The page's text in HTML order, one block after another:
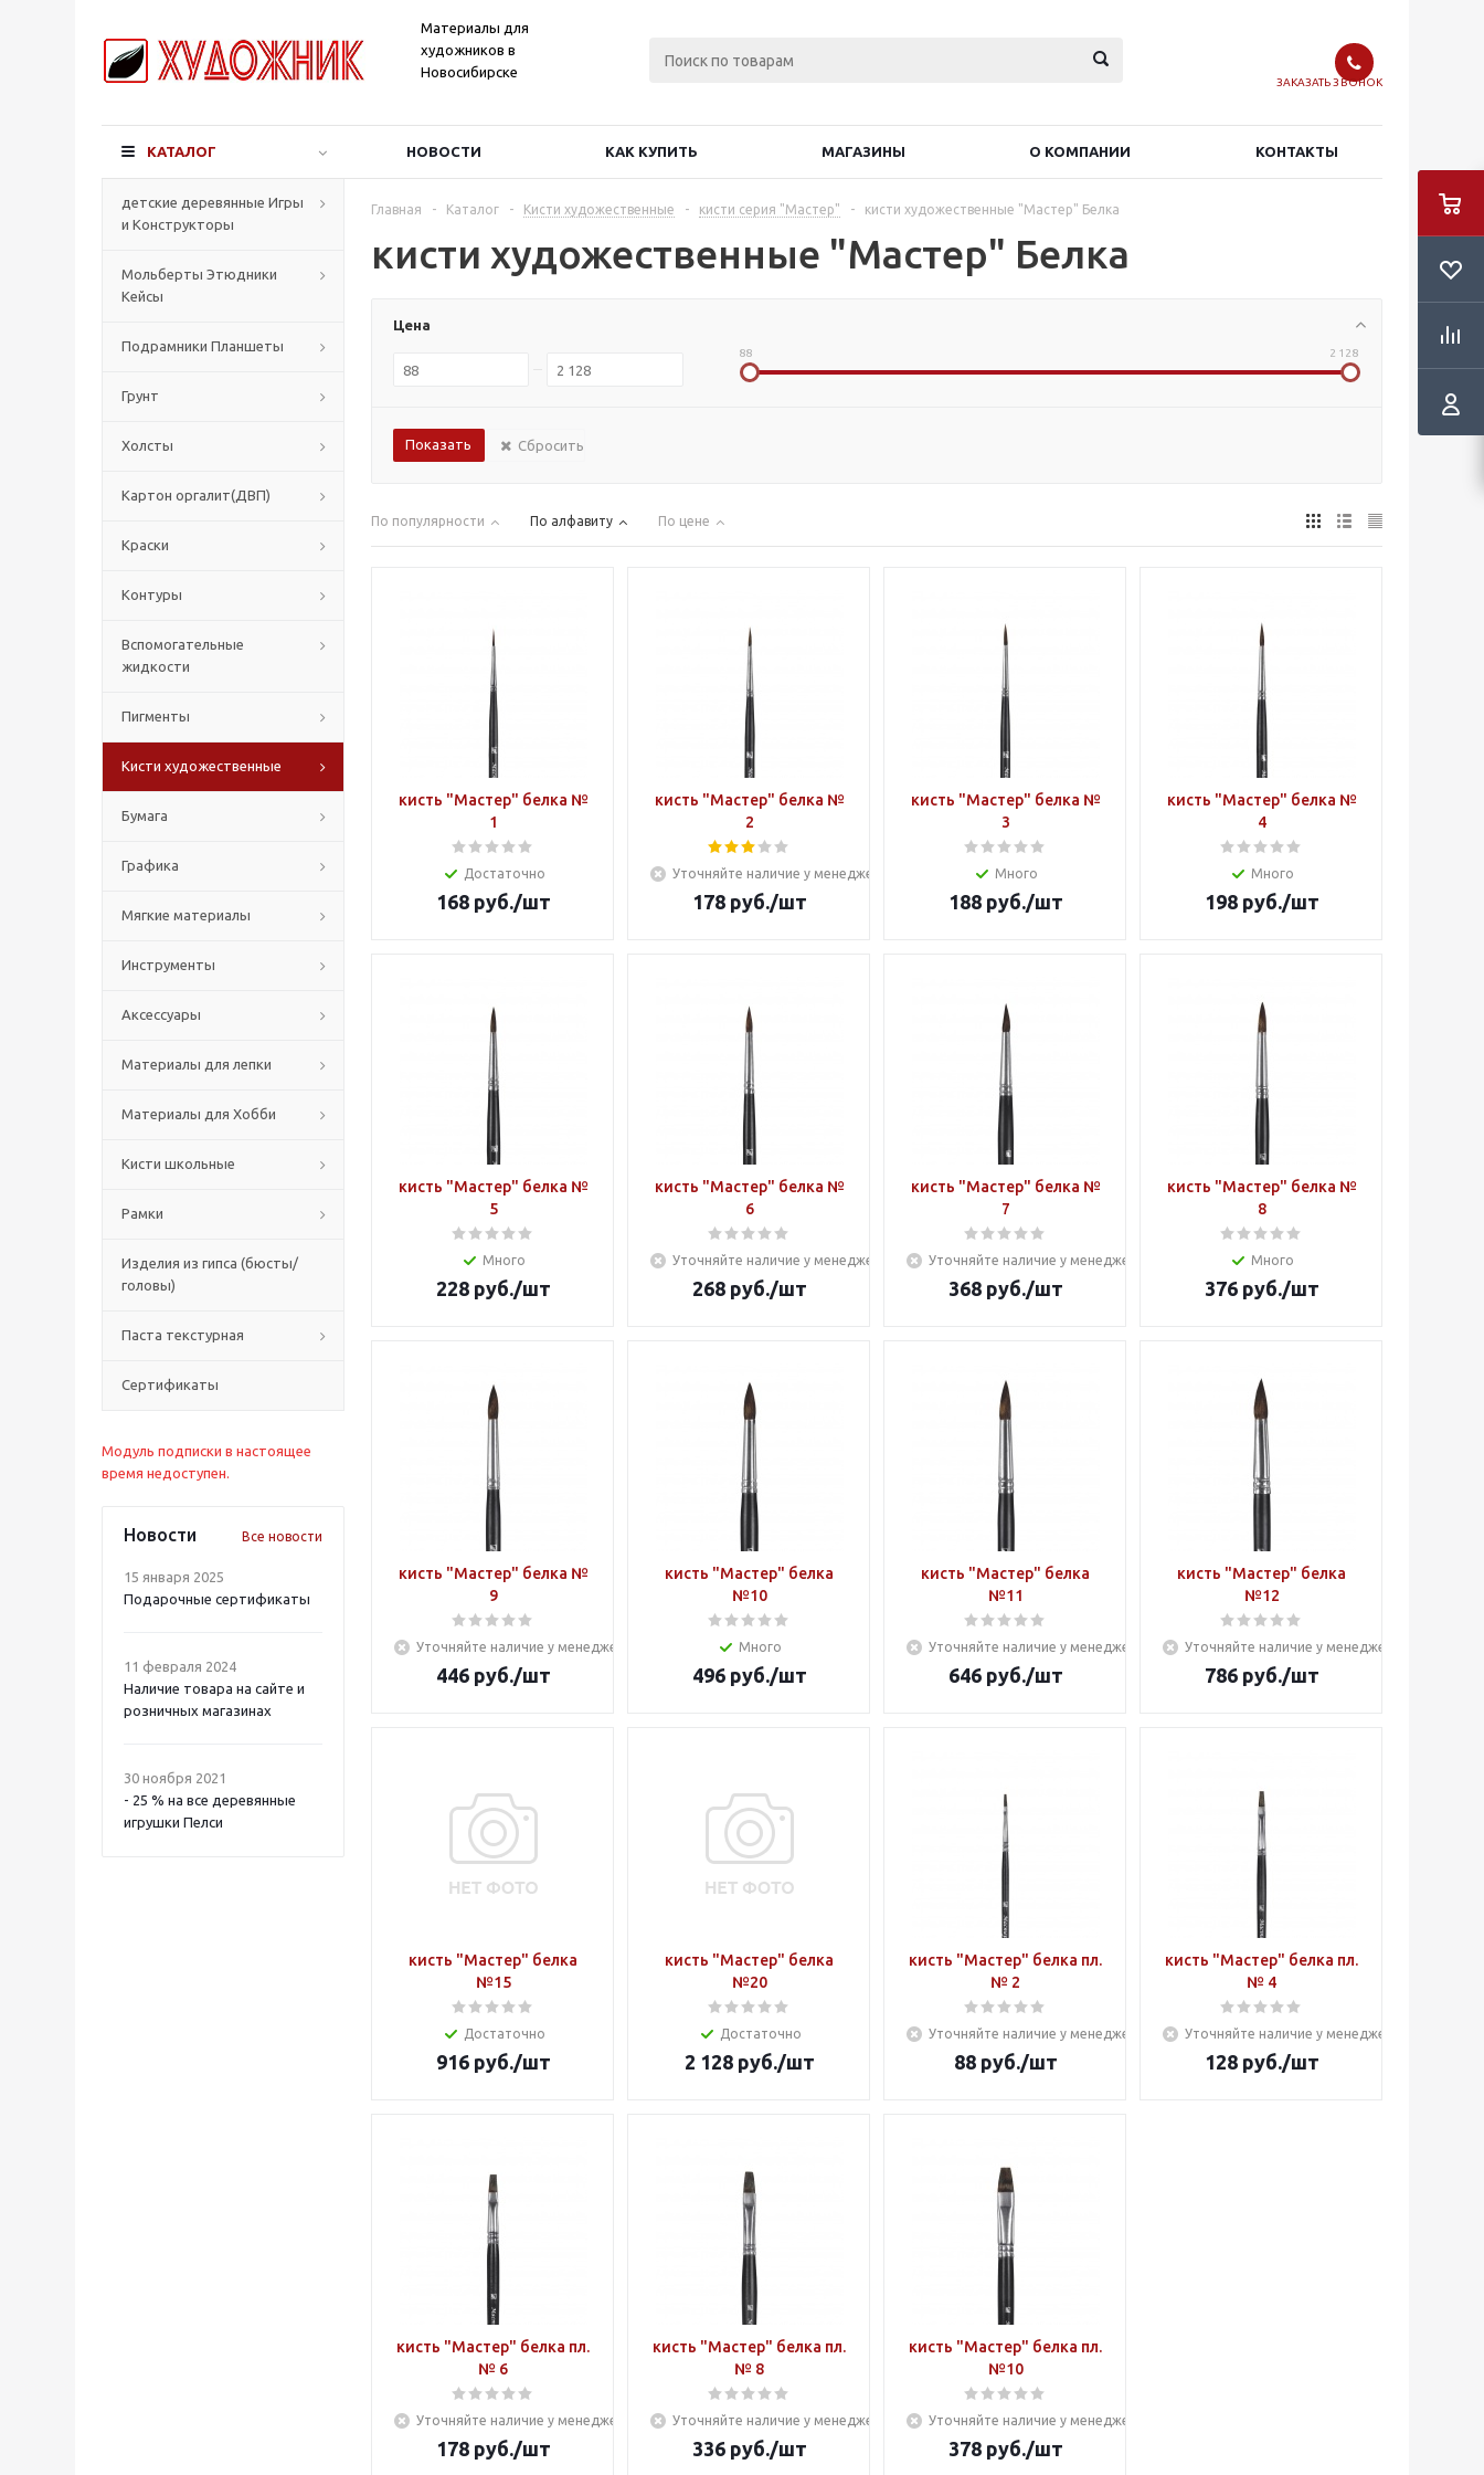
Материалы для
художников в
Новосибирске
ЗАКАЗАТЬ ЗВОНОК
КАТАЛОГ НОВОСТИ КАК КУПИТЬ МАГАЗИНЫ О КОМПАНИИ КОНТАКТЫ
детские деревянные Игры
и Конструкторы
Мольберты Этюдники
Кейсы
Подрамники Планшеты
Грунт
Холсты
Картон оргалит(ДВП)
Краски
Контуры
Вспомогательные
жидкости
Пигменты
Кисти художественные
Бумага
Графика
Мягкие материалы
Инструменты
Аксессуары
Материалы для лепки
Материалы для Хобби
Кисти школьные
Рамки
Изделия из гипса (бюсты/
головы)
Паста текстурная
Сертификаты
Модуль подписки в настоящее
время недоступен.
Новости Все новости
15 января 2025
Подарочные сертификаты
11 февраля 2024
Наличие товара на сайте и
розничных магазинах
30 ноября 2021
- 25 % на все деревянные
игрушки Пелси
Главная - Каталог - Кисти художественные - кисти серия "Мастер" - кисти художественные "Мастер" Белка
кисти художественные "Мастер" Белка
Цена
88 2 128
Сбросить
По популярности По алфавиту По цене
кисть "Мастер" белка №
1
Достаточно
168руб./шт
кисть "Мастер" белка №
2
Уточняйте наличие у менеджера
178руб./шт
кисть "Мастер" белка №
3
Много
188руб./шт
кисть "Мастер" белка №
4
Много
198руб./шт
кисть "Мастер" белка №
5
Много
228руб./шт
кисть "Мастер" белка №
6
Уточняйте наличие у менеджера
268руб./шт
кисть "Мастер" белка №
7
Уточняйте наличие у менеджера
368руб./шт
кисть "Мастер" белка №
8
Много
376руб./шт
кисть "Мастер" белка №
9
Уточняйте наличие у менеджера
446руб./шт
кисть "Мастер" белка
№10
Много
496руб./шт
кисть "Мастер" белка
№11
Уточняйте наличие у менеджера
646руб./шт
кисть "Мастер" белка
№12
Уточняйте наличие у менеджера
786руб./шт
кисть "Мастер" белка
№15
Достаточно
916руб./шт
кисть "Мастер" белка
№20
Достаточно
2 128руб./шт
кисть "Мастер" белка пл.
№ 2
Уточняйте наличие у менеджера
88руб./шт
кисть "Мастер" белка пл.
№ 4
Уточняйте наличие у менеджера
128руб./шт
кисть "Мастер" белка пл.
№ 6
Уточняйте наличие у менеджера
178руб./шт
кисть "Мастер" белка пл.
№ 8
Уточняйте наличие у менеджера
336руб./шт
кисть "Мастер" белка пл.
№10
Уточняйте наличие у менеджера
378руб./шт